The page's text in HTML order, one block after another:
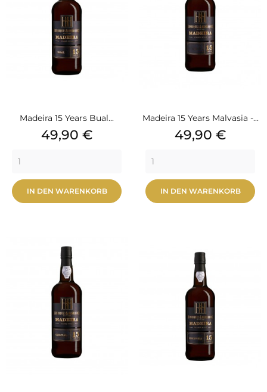
Madeira 15 Years Bual...
Preis
49,90 €
IN DEN WARENKORB
Madeira 15 Years Malvasia -...
Preis
49,90 €
IN DEN WARENKORB